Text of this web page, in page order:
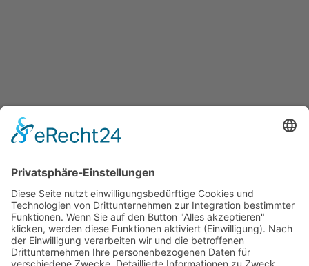
Berner Sennenhündin Wilma –
Eine Bereicherung für
tiergestützte Intervention
16. JUNI 2023 ERGOTHERAPIE,KREIS OLPE,THERAPEUTEN